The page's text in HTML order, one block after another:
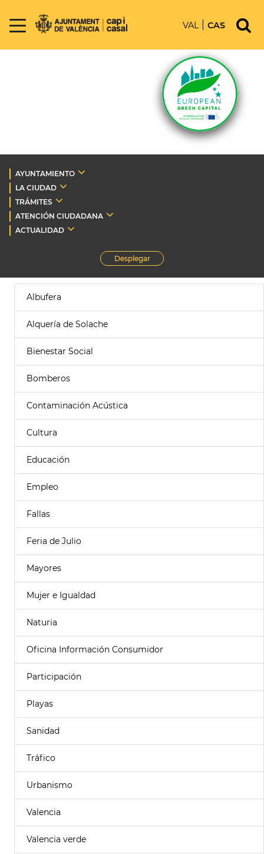
VAL CAS
AYUNTAMIENTO
LA CIUDAD
TRÁMITES
ATENCIÓN CIUDADANA
ACTUALIDAD
Desplegar
Albufera
Alquería de Solache
Bienestar Social
Bomberos
Contaminación Acústica
Cultura
Educación
Empleo
Fallas
Feria de Julio
Mayores
Mujer e Igualdad
Naturia
Oficina Información Consumidor
Participación
Playas
Sanidad
Tráfico
Urbanismo
Valencia
Valencia verde